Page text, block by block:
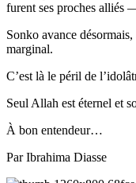
furent ses proches alliés
Sonko avance
marginal.
C’est là le péril de
Seul Allah est éternel et
À bon entendeur…
Par Ibrahima Diasse